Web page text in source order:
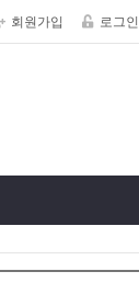
회원가입 로그인